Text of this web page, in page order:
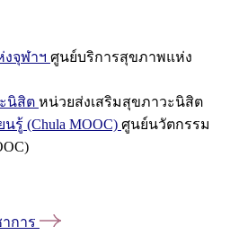
จุฬาฯ ศูนย์บริการสุขภาพแห่ง
นิสิต หน่วยส่งเสริมสุขภาวะนิสิต
รู้ (Chula MOOC) ศูนย์นวัตกรรม
การ